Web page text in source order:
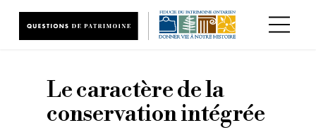
Le caractère de la
conservation intégrée